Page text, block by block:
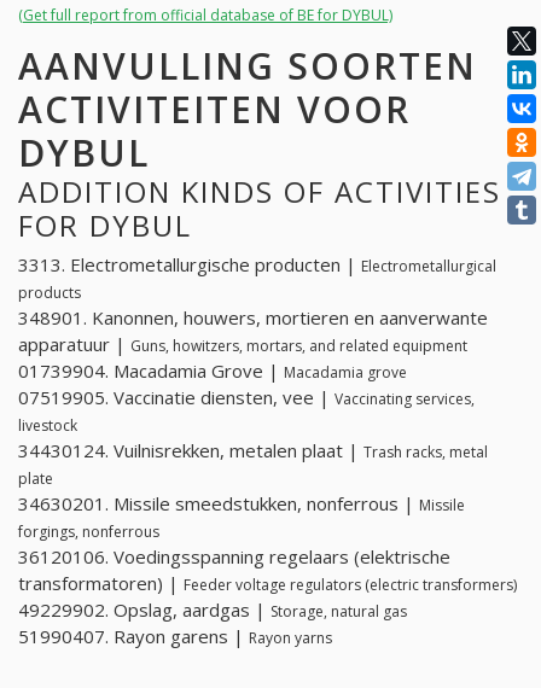
(Get full report from official database of BE for DYBUL)
AANVULLING SOORTEN
ACTIVITEITEN VOOR
DYBUL
ADDITION KINDS OF ACTIVITIES
FOR DYBUL
3313. Electrometallurgische producten | Electrometallurgical
products
348901. Kanonnen, houwers, mortieren en aanverwante
apparatuur | Guns, howitzers, mortars, and related equipment
01739904. Macadamia Grove | Macadamia grove
07519905. Vaccinatie diensten, vee | Vaccinating services,
livestock
34430124. Vuilnisrekken, metalen plaat | Trash racks, metal
plate
34630201. Missile smeedstukken, nonferrous | Missile
forgings, nonferrous
36120106. Voedingsspanning regelaars (elektrische
transformatoren) | Feeder voltage regulators (electric transformers)
49229902. Opslag, aardgas | Storage, natural gas
51990407. Rayon garens | Rayon yarns